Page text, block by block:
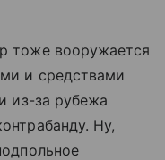
тоже вооружается
и средствами
из-за рубежа
Ну,